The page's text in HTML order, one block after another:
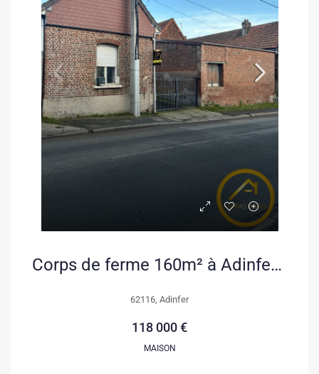
Corps de ferme 160m² à Adinfer à rénover avec dépendances et hangar
62116, Adinfer
118 000 €
MAISON